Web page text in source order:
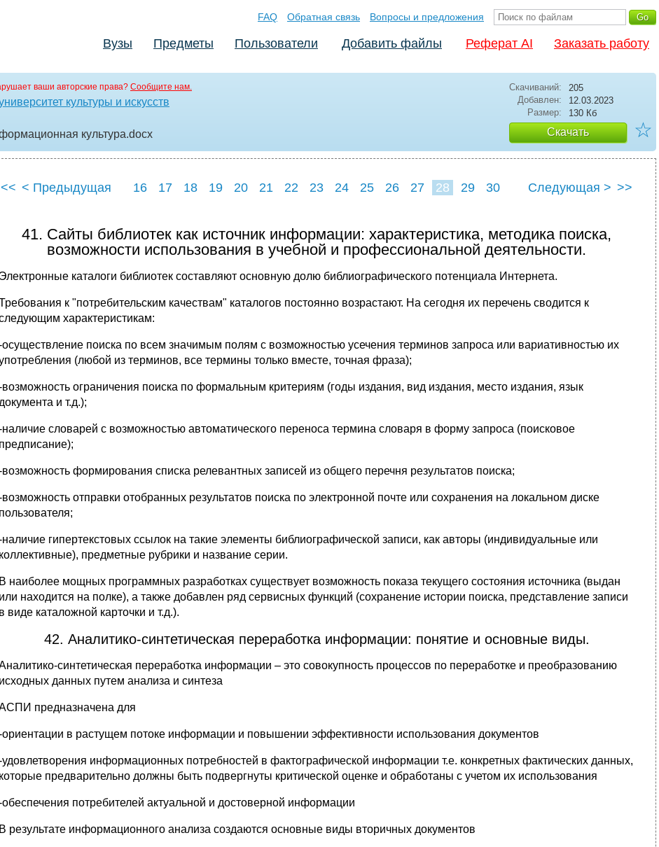
FAQ Обратная связь Вопросы и предложения
Вузы Предметы Пользователи Добавить файлы Реферат AI Заказать работу
ваши авторские права? Сообщите нам.
культуры и искусств
культура.docx
Скачиваний:
205
Добавлен:
12.03.2023
Размер:
130 Кб
Скачать ☆
<< < Предыдущая 16 17 18 19 20 21 22 23 24 25 26 27 28 29 30 Следующая > >>
41. Сайты библиотек как источник информации: характеристика, методика поиска,
возможности использования в учебной и профессиональной деятельности.
Электронные каталоги библиотек составляют основную долю библиографического потенциала Интернета.
к "потребительским качествам" каталогов постоянно возрастают. На сегодня их перечень сводится к
характеристикам:
осуществление поиска по всем значимым полям с возможностью усечения терминов запроса или вариативностью их
(любой из терминов, все термины только вместе, точная фраза);
возможность ограничения поиска по формальным критериям (годы издания, вид издания, место издания, язык
документа и т.д.);
наличие словарей с возможностью автоматического переноса термина словаря в форму запроса (поисковое
предписание);
возможность формирования списка релевантных записей из общего перечня результатов поиска;
возможность отправки отобранных результатов поиска по электронной почте или сохранения на локальном диске
пользователя;
наличие гипертекстовых ссылок на такие элементы библиографической записи, как авторы (индивидуальные или
коллективные), предметные рубрики и название серии.
В наиболее мощных программных разработках существует возможность показа текущего состояния источника (выдан
или находится на полке), а также добавлен ряд сервисных функций (сохранение истории поиска, представление записи
в виде каталожной карточки и т.д.).
42. Аналитико-синтетическая переработка информации: понятие и основные виды.
синтетическая переработка информации – это совокупность процессов по переработке и преобразованию
исходных данных путем анализа и синтеза
предназначена для
ориентации в растущем потоке информации и повышении эффективности использования документов
удовлетворения информационных потребностей в фактографической информации т.е. конкретных фактических данных,
которые предварительно должны быть подвергнуты критической оценке и обработаны с учетом их использования
обеспечения потребителей актуальной и достоверной информации
В результате информационного анализа создаются основные виды вторичных документов